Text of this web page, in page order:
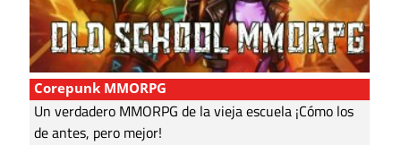
Corepunk MMORPG
Un verdadero MMORPG de la vieja escuela ¡Cómo los
de antes, pero mejor!